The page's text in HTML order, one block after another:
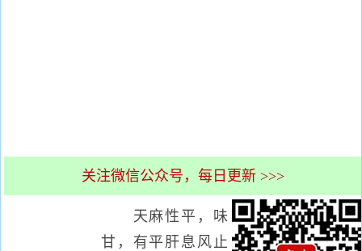
关注微信公众号，每日更新 >>>
天麻性平，味
甘，有平肝息风止